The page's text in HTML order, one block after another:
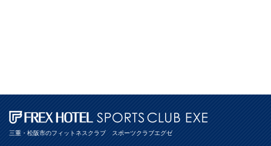
三重・松阪市のフィットネスクラブ スポーツクラブエグゼ